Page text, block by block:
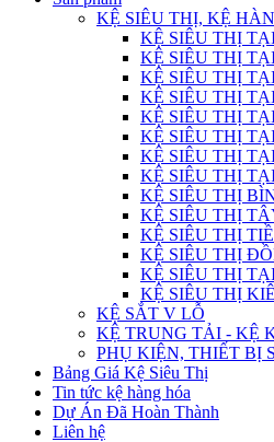
KỆ SIÊU THỊ, KỆ
KỆ SIÊU THỊ
KỆ SIÊU THỊ
KỆ SIÊU THỊ
KỆ SIÊU THỊ
KỆ SIÊU THỊ
KỆ SIÊU THỊ
KỆ SIÊU THỊ
KỆ SIÊU THỊ
KỆ SIÊU THỊ
KỆ SIÊU THỊ
KỆ SIÊU THỊ
KỆ SIÊU THỊ
KỆ SIÊU THỊ
KỆ SIÊU THỊ
KỆ SẮT V LỖ
KỆ TRUNG TẢI - KỆ
PHỤ KIỆN, THIẾT BỊ
Bảng Giá Kệ Siêu Thị
Tin tức kệ hàng hóa
Dự Án Đã Hoàn Thành
Liên hệ